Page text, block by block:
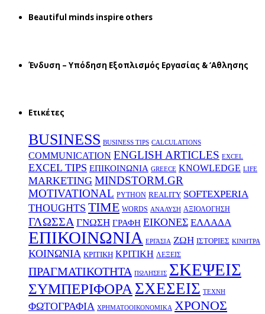
Beautiful minds inspire others
Ένδυση – Υπόδηση Εξοπλισμός Εργασίας & ‘Aθλησης
Ετικέτες
BUSINESS BUSINESS TIPS CALCULATIONS
COMMUNICATION ENGLISH ARTICLES EXCEL
EXCEL TIPS EΠΙΚΟΙΝΩΝΙΑ GREECE KNOWLEDGE LIFE
MARKETING MINDSTORM.GR
MOTIVATIONAL PYTHON REALITY SOFTEXPERIA
THOUGHTS TIME WORDS ΑΝΑΛΥΣΗ ΑΞΙΟΛΟΓΗΣΗ
ΓΛΩΣΣΑ ΓΝΩΣΗ ΓΡΑΦΗ ΕΙΚΟΝΕΣ ΕΛΛΑΔΑ
ΕΠΙΚΟΙΝΩΝΙΑ ΕΡΓΑΣΙΑ ΖΩΗ ΙΣΤΟΡΙΕΣ ΚΙΝΗΤΡΑ
ΚΟΙΝΩΝΙΑ ΚΡΙΤΙΚΗ ΚΡΙΤΙΚΗ ΛΕΞΕΙΣ
ΠΡΑΓΜΑΤΙΚΟΤΗΤΑ ΠΩΛΗΣΕΙΣ ΣΚΕΨΕΙΣ
ΣΥΜΠΕΡΙΦΟΡΑΣΧΕΣΕΙΣ ΤΕΧΝΗ
ΦΩΤΟΓΡΑΦΙΑ ΧΡΗΜΑΤΟΟΙΚΟΝΟΜΙΚΑ ΧΡΟΝΟΣ